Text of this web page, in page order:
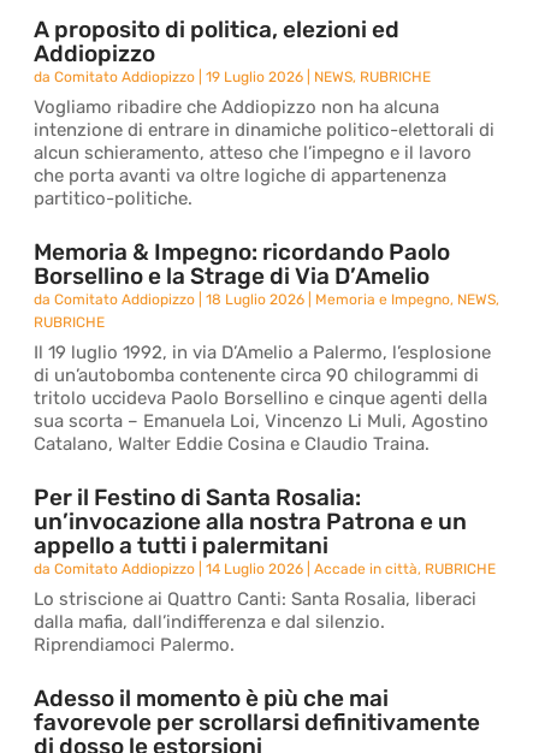
A proposito di politica, elezioni ed
Addiopizzo
daComitato Addiopizzo |19 Luglio 2026 NEWS, RUBRICHE
Vogliamo ribadire che Addiopizzo non ha alcuna
intenzione di entrare in dinamiche politico-elettorali di
alcun schieramento, atteso che l’impegno e il lavoro
che porta avanti va oltre logiche di appartenenza
partitico-politiche.
Memoria & Impegno: ricordando Paolo
Borsellino e la Strage di Via D’Amelio
daComitato Addiopizzo |18 Luglio 2026 Memoria e Impegno, NEWS,
RUBRICHE
Il 19 luglio 1992, in via D’Amelio a Palermo, l’esplosione
di un’autobomba contenente circa 90 chilogrammi di
tritolo uccideva Paolo Borsellino e cinque agenti della
sua scorta – Emanuela Loi, Vincenzo Li Muli, Agostino
Catalano, Walter Eddie Cosina e Claudio Traina.
Per il Festino di Santa Rosalia:
un’invocazione alla nostra Patrona e un
appello a tutti i palermitani
daComitato Addiopizzo |14 Luglio 2026 |Accade in città, RUBRICHE
Lo striscione ai Quattro Canti: Santa Rosalia, liberaci
dalla mafia, dall’indifferenza e dal silenzio.
Riprendiamoci Palermo.
Adesso il momento è più che mai
favorevole per scrollarsi definitivamente
di dosso le estorsioni